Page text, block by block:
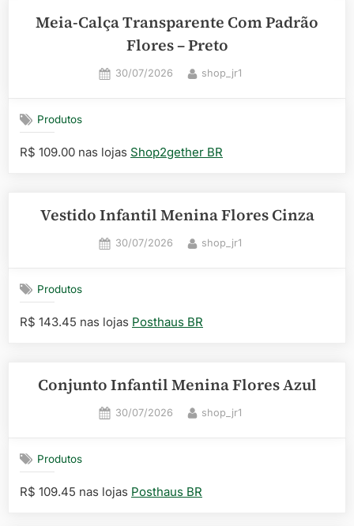
Meia-Calça Transparente Com Padrão
Flores – Preto
Posted
30/07/2026 By
shop_jr1
Produtos
R$ 109.00 nas lojas Shop2gether BR
Vestido Infantil Menina Flores Cinza
Posted
30/07/2026 By
shop_jr1
Produtos
R$ 143.45 nas lojas Posthaus BR
Conjunto Infantil Menina Flores Azul
Posted
30/07/2026 By
shop_jr1
Produtos
R$ 109.45 nas lojas Posthaus BR